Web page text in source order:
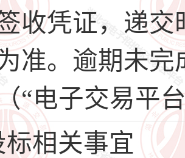
收凭证，递
准。逾期未
“电子交易平
标相关事宜